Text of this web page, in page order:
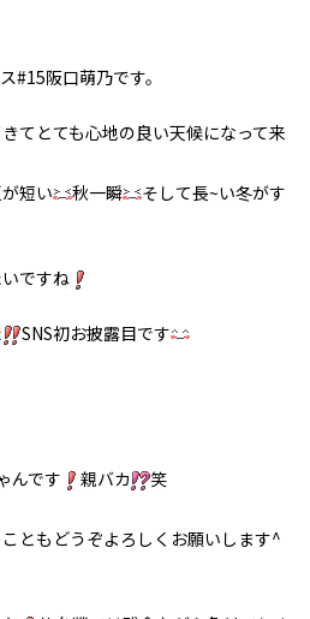
#15阪口萌乃です。
てとても心地の良い天候になって来
短い
秋一瞬
そして長~い冬がす
ですね
SNS初お披露目です
んです
親バカ
笑
ともどうぞよろしくお願いします^